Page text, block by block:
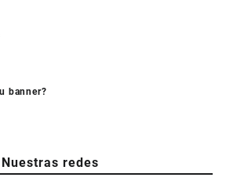
banner?
Nuestras redes